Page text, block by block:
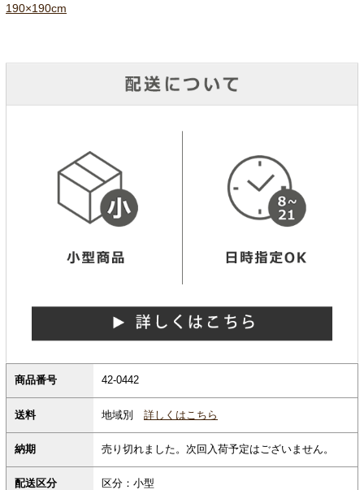
190×190cm
商品番号 42-0442
送料 地域別 詳しくはこちら
納期 売り切れました。次回入荷予定はございません。
配送区分 区分：小型